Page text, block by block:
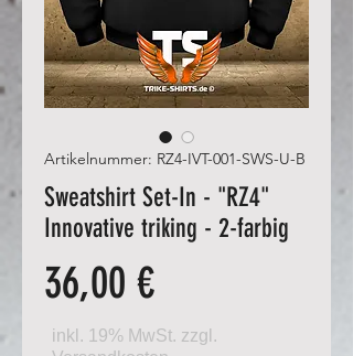
Artikelnummer: RZ4-IVT-001-SWS-U-B
Sweatshirt Set-In - "RZ4"
Innovative triking - 2-farbig
36,00 €Preis